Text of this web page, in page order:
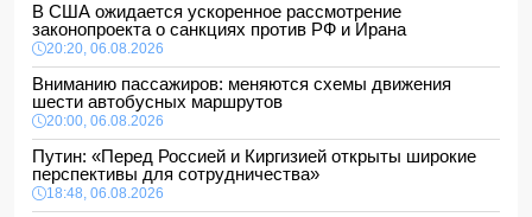
В США ожидается ускоренное рассмотрение
законопроекта о санкциях против РФ и Ирана
20:20, 06.08.2026
Вниманию пассажиров: меняются схемы движения
шести автобусных маршрутов
20:00, 06.08.2026
Путин: «Перед Россией и Киргизией открыты широкие
перспективы для сотрудничества»
18:48, 06.08.2026